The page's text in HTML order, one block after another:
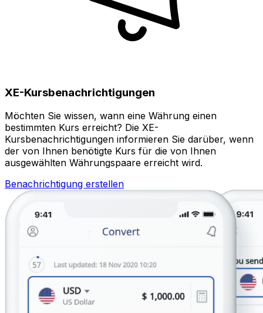
XE-Kursbenachrichtigungen
Möchten Sie wissen, wann eine Währung einen
bestimmten Kurs erreicht? Die XE-
Kursbenachrichtigungen informieren Sie darüber, wenn
der von Ihnen benötigte Kurs für die von Ihnen
ausgewählten Währungspaare erreicht wird.
Benachrichtigung erstellen